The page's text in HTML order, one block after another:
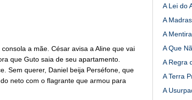
a mãe. César avisa a Aline que vai
que Guto saia de seu apartamento.
Sem querer, Daniel beija Perséfone, que
neto com o flagrante que armou para
A Lei do
A
A Mentira
A Que
A Regra
A Terra
A